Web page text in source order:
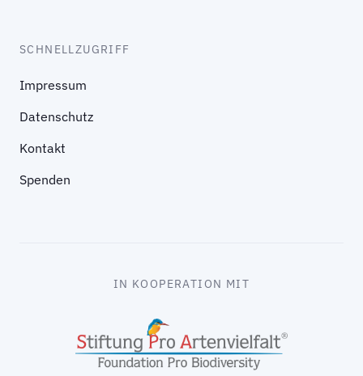
SCHNELLZUGRIFF
Impressum
Datenschutz
Kontakt
Spenden
IN KOOPERATION MIT